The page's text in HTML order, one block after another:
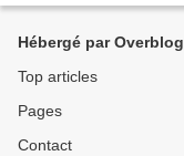
Hébergé par Overblog
Top articles
Pages
Contact